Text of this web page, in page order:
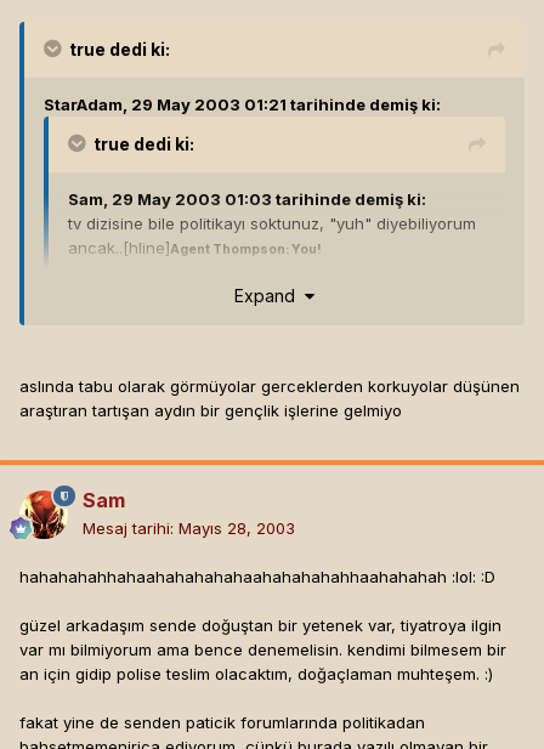
true dedi ki:
StarAdam, 29 May 2003 01:21 tarihinde demiş ki:
true dedi ki:
Sam, 29 May 2003 01:03 tarihinde demiş ki:
tv dizisine bile politikayı soktunuz, "yuh" diyebiliyorum
ancak..[hline]Agent Thompson: You!
[turns Thompson into another Smith]
anlamadım.
Expand
aslında tabu olarak görmüyolar gerceklerden korkuyolar düşünen
araştıran tartışan aydın bir gençlik işlerine gelmiyo
Sam
Mesaj tarihi: Mayıs 28, 2003
hahahahahhahaahahahahahaahahahahahhaahahahah :lol: :D
güzel arkadaşım sende doğuştan bir yetenek var, tiyatroya ilgin
var mı bilmiyorum ama bence denemelisin. kendimi bilmesem bir
an için gidip polise teslim olacaktım, doğaçlaman muhteşem. :)
fakat yine de senden paticik forumlarında politikadan